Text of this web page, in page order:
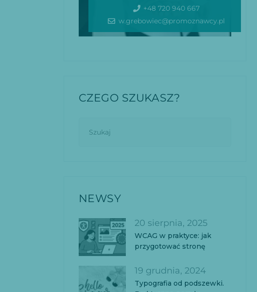
+48 720 940 667
w.grebowiec@promoznawcy.pl
CZEGO SZUKASZ?
NEWSY
20 sierpnia, 2025
WCAG w praktyce: jak
przygotować stronę
19 grudnia, 2024
Typografia od podszewki.